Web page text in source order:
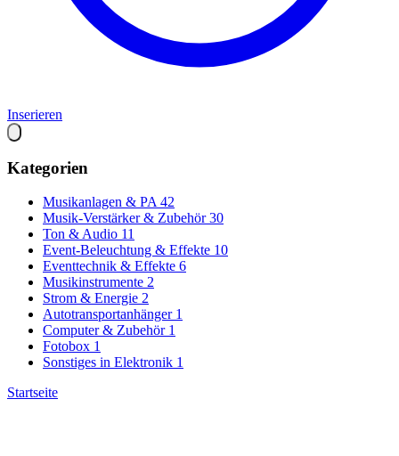
Inserieren
Kategorien
Musikanlagen & PA 42
Musik-Verstärker & Zubehör 30
Ton & Audio 11
Event-Beleuchtung & Effekte 10
Eventtechnik & Effekte 6
Musikinstrumente 2
Strom & Energie 2
Autotransportanhänger 1
Computer & Zubehör 1
Fotobox 1
Sonstiges in Elektronik 1
Startseite